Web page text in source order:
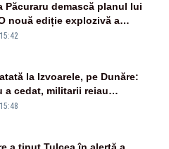
Păcuraru demască planul lui
nouă ediție explozivă a
Zilei” la Realitatea PLUS
la Izvoarele, pe Dunăre:
a cedat, militarii reiau
– VIDEO